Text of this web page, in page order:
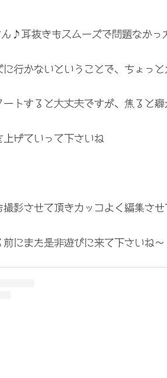
♪耳抜きもスムーズで問題なかっ
に行かないということで、ちょっ
トすると大丈夫ですが、焦ると癖
上げていって下さいね
撮影させて頂きカッコよく編集させ
前にまた是非遊びに来て下さいね〜